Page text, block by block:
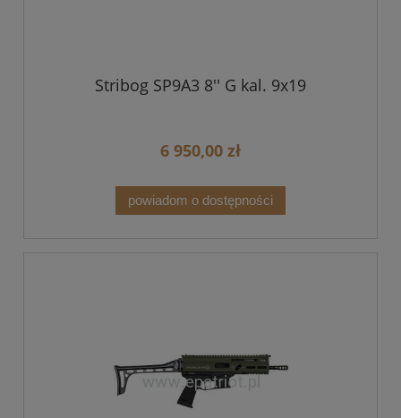
Stribog SP9A3 8'' G kal. 9x19
6 950,00 zł
powiadom o dostępności